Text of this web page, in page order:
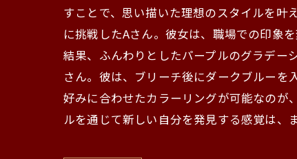
すことで、思い描いた理想のスタイルを叶
に挑戦したAさん。彼女は、職場での印象
結果、ふんわりとしたパープルのグラデー
さん。彼は、ブリーチ後にダークブルー
好みに合わせたカラーリングが可能なのが
ルを通じて新しい自分を発見する感覚は、